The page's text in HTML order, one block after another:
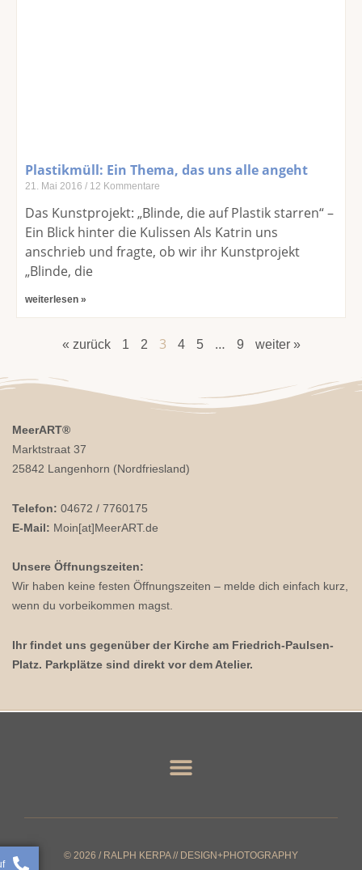
Plastikmüll: Ein Thema, das uns alle angeht
21. Mai 2016 12 Kommentare
Das Kunstprojekt: „Blinde, die auf Plastik starren“ –
Ein Blick hinter die Kulissen Als Katrin uns
anschrieb und fragte, ob wir ihr Kunstprojekt
„Blinde, die
weiterlesen »
« zurück 1 2 3 4 5 … 9 weiter »
MeerART®
Marktstraat 37
25842 Langenhorn (Nordfriesland)
Telefon: 04672 / 7760175
E-Mail: Moin[at]MeerART.de
Unsere Öffnungszeiten:
Wir haben keine festen Öffnungszeiten – melde dich einfach kurz,
wenn du vorbeikommen magst.
Ihr findet uns gegenüber der Kirche am Friedrich-Paulsen-
Platz. Parkplätze sind direkt vor dem Atelier.
© 2026 / RALPH KERPA // DESIGN+PHOTOGRAPHY